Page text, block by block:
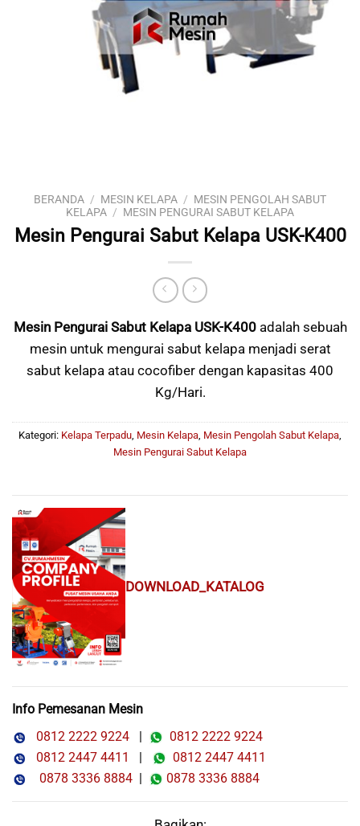
BERANDA / MESIN KELAPA / MESIN PENGOLAH SABUT
KELAPA / MESIN PENGURAI SABUT KELAPA
Mesin Pengurai Sabut Kelapa USK-K400
Mesin Pengurai Sabut Kelapa USK-K400adalah sebuah
mesin untuk mengurai sabut kelapa menjadi serat
sabut kelapa atau cocofiber dengan kapasitas 400
Kg/Hari.
Kategori: Kelapa Terpadu Mesin Kelapa Mesin Pengolah Sabut Kelapa
Mesin Pengurai Sabut Kelapa
DOWNLOAD_KATALOG
Info Pemesanan Mesin
0812 2222 9224 |
0812 2222 9224
0812 2447 4411
|
0812 2447 4411
0878 3336 8884 | 0878 3336 8884